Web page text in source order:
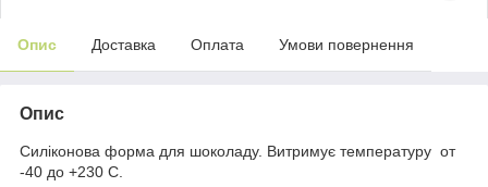
Опис Доставка Оплата Умови повернення
Опис
Силіконова форма для шоколаду. Витримує температуру от
-40 до +230 С.